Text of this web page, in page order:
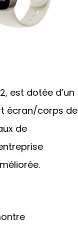
est dotée d’un
écran/corps de
de